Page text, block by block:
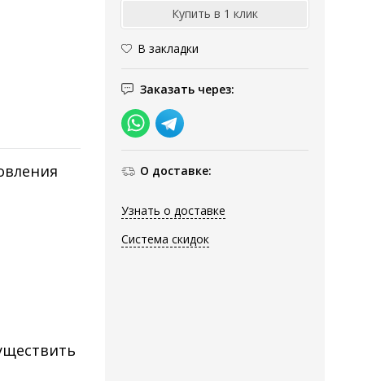
В закладки
Заказать через:
О доставке:
Узнать о доставке
Система скидок